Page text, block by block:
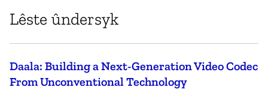
Lêste ûndersyk
Daala: Building a Next-Generation Video Codec
From Unconventional Technology